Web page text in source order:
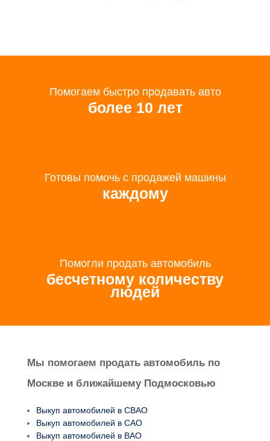
Помогаем быстро продавать авто
более 10 лет
Готовы помочь с продажей машины
каждому
Помогли продать автомобиль
бесчетному количеству
людей
Мы помогаем продать автомобиль по
Москве и ближайшему Подмосковью
Выкуп автомобилей в СВАО
Выкуп автомобилей в САО
Выкуп автомобилей в ВАО